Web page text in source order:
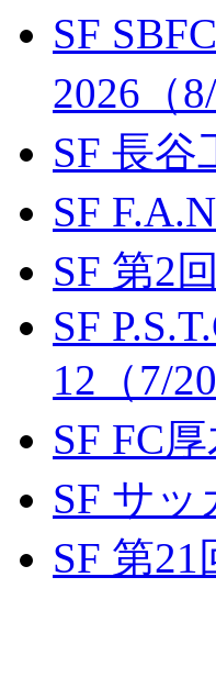
SF
2026（8/
SF 長谷
SF
SF 第2
SF
12（7/20
SF FC
SF サッ
SF 第